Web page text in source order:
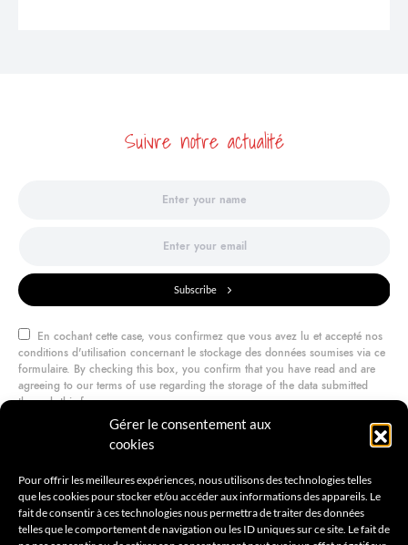
Gérer le consentement aux
cookies
Pour offrir les meilleures expériences, nous utilisons des technologies telles
que les cookies pour stocker et/ou accéder aux informations des appareils. Le
fait de consentir à ces technologies nous permettra de traiter des données
telles que le comportement de navigation ou les ID uniques sur ce site. Le fait de
Suivre notre actualité
Subscribe
En cochant cette case, vous confirmez que vous avez lu et accepté nos
conditions d'utilisation concernant le stockage des données soumises via ce
formulaire. By checking this box, you confirm that you have read and are
agreeing to our terms of use regarding the storage of the data submitted
through this form.